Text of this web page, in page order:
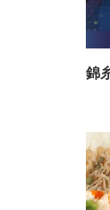
錦